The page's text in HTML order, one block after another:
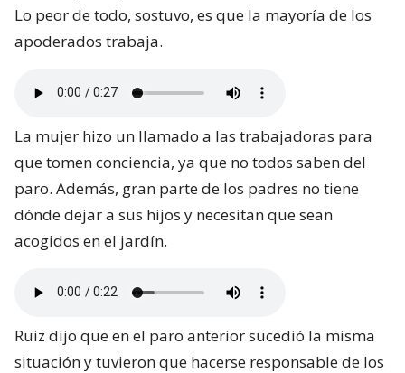
Lo peor de todo, sostuvo, es que la mayoría de los
apoderados trabaja.
La mujer hizo un llamado a las trabajadoras para
que tomen conciencia, ya que no todos saben del
paro. Además, gran parte de los padres no tiene
dónde dejar a sus hijos y necesitan que sean
acogidos en el jardín.
Ruiz dijo que en el paro anterior sucedió la misma
situación y tuvieron que hacerse responsable de los